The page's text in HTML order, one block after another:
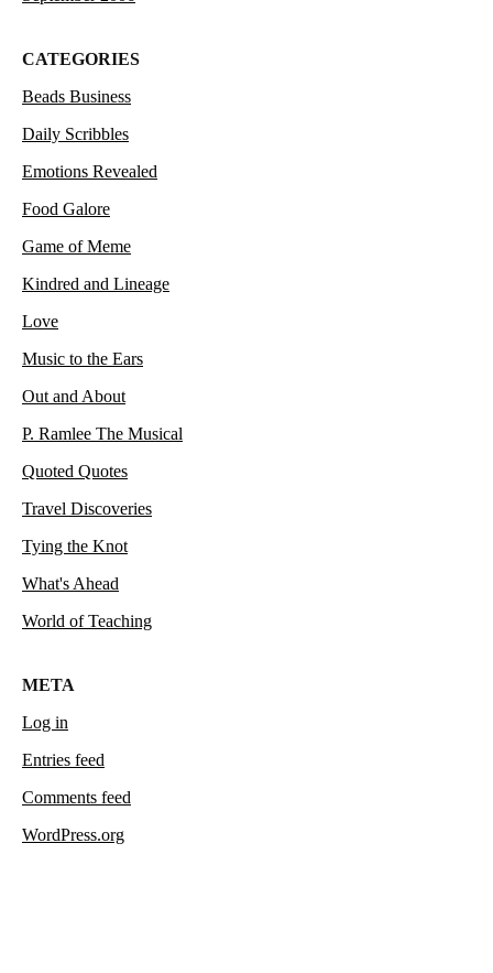
CATEGORIES
Beads Business
Daily Scribbles
Emotions Revealed
Food Galore
Game of Meme
Kindred and Lineage
Love
Music to the Ears
Out and About
P. Ramlee The Musical
Quoted Quotes
Travel Discoveries
Tying the Knot
What's Ahead
World of Teaching
META
Log in
Entries feed
Comments feed
WordPress.org